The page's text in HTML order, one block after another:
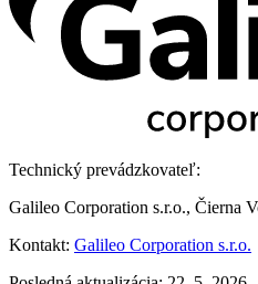
Technický prevádzkovateľ:
Galileo Corporation s.r.o., Čierna
Kontakt: Galileo Corporation s.r.o.